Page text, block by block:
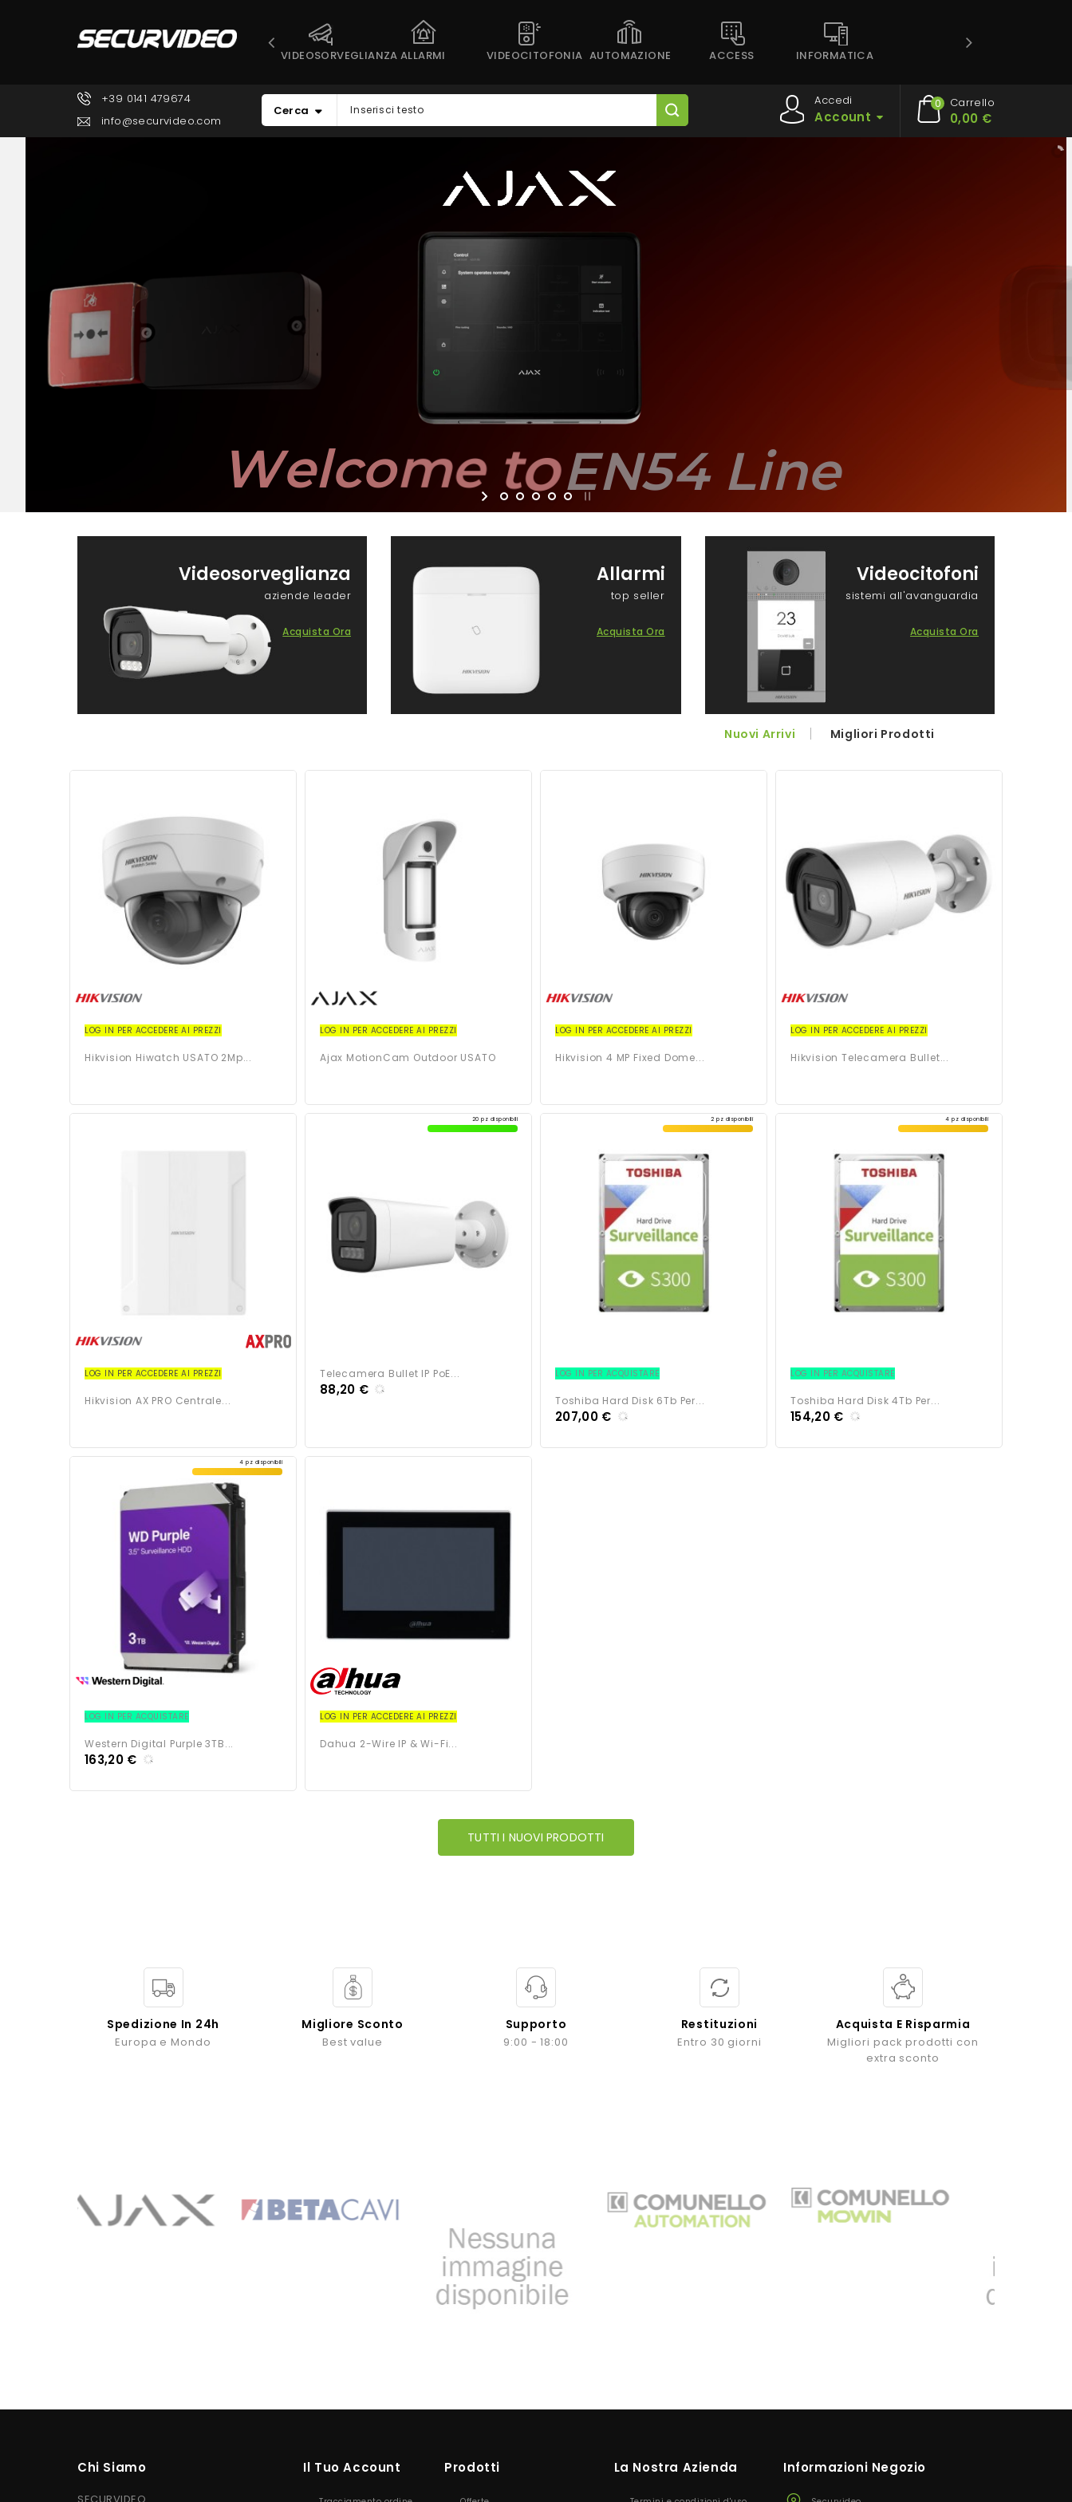
VIDEOSORVEGLIANZA ALLARMI VIDEOCITOFONIA AUTOMAZIONE ACCESS INFORMATICA
+39 0141 479674
info@securvideo.com
Carrello
0,00 €
0
Accedi
Account
Cerca
Welcome toEN54 Line
Videosorveglianza
aziende leader
Acquista Ora
Allarmi
top seller
Acquista Ora
Videocitofoni
sistemi all'avanguardia
Acquista Ora
Nuovi Arrivi Migliori Prodotti
LOG IN PER ACCEDERE AI PREZZI
Hikvision Hiwatch USATO 2Mp...
LOG IN PER ACCEDERE AI PREZZI
Ajax MotionCam Outdoor USATO
LOG IN PER ACCEDERE AI PREZZI
Hikvision 4 MP Fixed Dome...
LOG IN PER ACCEDERE AI PREZZI
Hikvision Telecamera Bullet...
LOG IN PER ACCEDERE AI PREZZI
Hikvision AX PRO Centrale...
20 pz disponibili
Telecamera Bullet IP PoE...
88,20 €
2 pz disponibili
LOG IN PER ACQUISTARE
Toshiba Hard Disk 6Tb Per...
207,00 €
4 pz disponibili
LOG IN PER ACQUISTARE
Toshiba Hard Disk 4Tb Per...
154,20 €
4 pz disponibili
LOG IN PER ACQUISTARE
Western Digital Purple 3TB...
163,20 €
LOG IN PER ACCEDERE AI PREZZI
Dahua 2-Wire IP & Wi-Fi...
TUTTI I NUOVI PRODOTTI
Spedizione In 24h
Europa e Mondo
Migliore Sconto
Best value
Supporto
9:00 - 18:00
Restituzioni
Entro 30 giorni
Acquista E Risparmia
Migliori pack prodotti con
extra sconto
Chi Siamo Il Tuo Account Prodotti La Nostra Azienda Informazioni Negozio